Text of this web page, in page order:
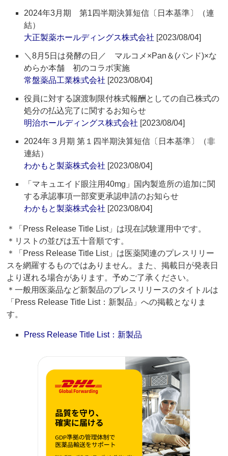
2024年3月期 第1四半期決算短信〔日本基準〕（連
結）
大正製薬ホールディングス株式会社 [2023/08/04]
＼8月5日は発酵の日／ マルコメ×Pan＆(パンド)×な
めらか本舗 初のコラボ実施
常盤薬品工業株式会社 [2023/08/04]
役員に対する譲渡制限付株式報酬としての自己株式の
処分の払込完了に関するお知らせ
明治ホールディングス株式会社 [2023/08/04]
2024年３月期 第１四半期決算短信〔日本基準〕（非
連結）
わかもと製薬株式会社 [2023/08/04]
「マキュエイド眼注用40mg」国内製造所の追加に関
する承認事項一部変更承認申請のお知らせ
わかもと製薬株式会社 [2023/08/04]
＊「Press Release Title List」は現在試験運用中です。
＊リストの並びは五十音順です。
＊「Press Release Title List」は医薬関連のプレスリリー
スを網羅するものではありません。また、掲載日が発表日
より遅れる場合があります。予めご了承ください。
＊一般用医薬品など新製品のプレスリリースのタイトルは
「Press Release Title List：新製品」への掲載となりま
す。
Press Release Title List：新製品